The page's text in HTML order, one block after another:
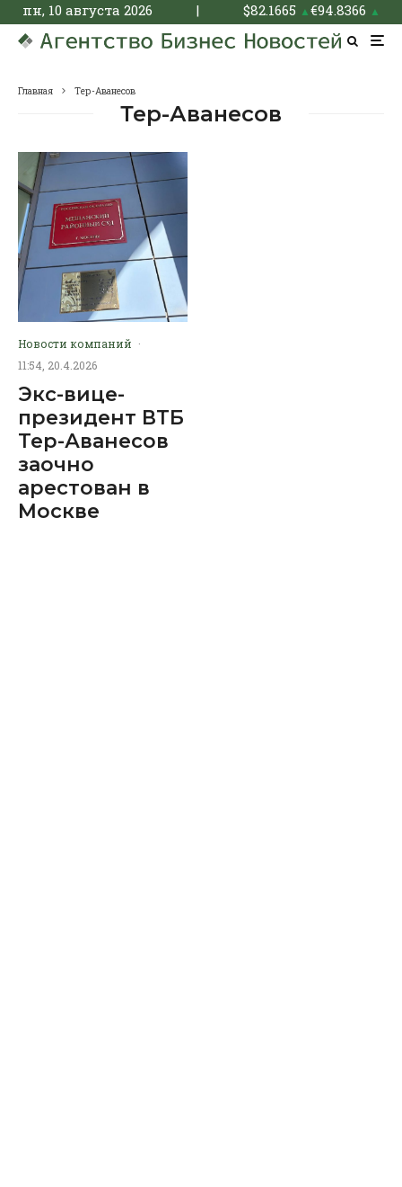
пн, 10 августа 2026 | $82.1665 ▲€94.8366 ▲
Главная Тер-Аванесов
Тер-Аванесов
Новости компаний ·
11:54, 20.4.2026
Экс-вице-
президент ВТБ
Тер-Аванесов
заочно
арестован в
Москве